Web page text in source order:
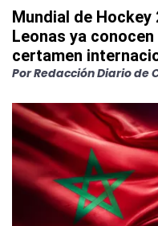
Mundial de Hockey
Leonas ya
certamen
PorRedacción Diario de